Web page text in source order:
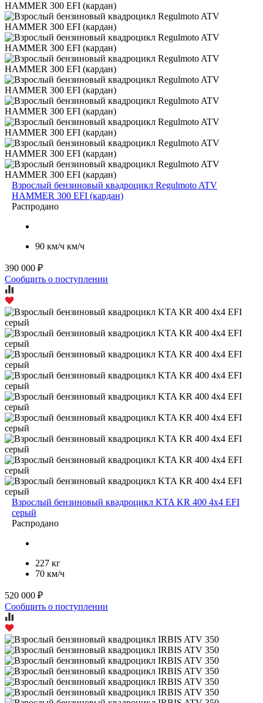
Взрослый бензиновый квадроцикл Regulmoto ATV
HAMMER 300 EFI (кардан)
Распродано
90 км/ч км/ч
390 000 ₽
Сообщить о поступлении
Взрослый бензиновый квадроцикл KTA KR 400 4х4 EFI
серый
Распродано
227 кг
70 км/ч
520 000 ₽
Сообщить о поступлении